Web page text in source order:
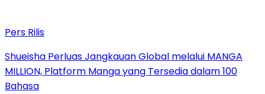
Pers Rilis
Shueisha Perluas Jangkauan Global melalui MANGA
MILLION, Platform Manga yang Tersedia dalam 100
Bahasa